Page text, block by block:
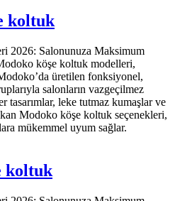
koltuk
2026: Salonunuza Maksimum
köşe koltuk modelleri,
üretilen fonksiyonel,
salonların vazgeçilmez
tasarımlar, leke tutmaz kumaşlar ve
Modoko köşe koltuk seçenekleri,
mükemmel uyum sağlar.
koltuk